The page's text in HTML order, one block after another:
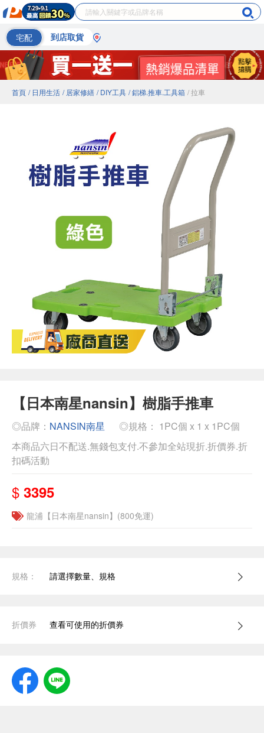
宅配 到店取貨
首頁 / 日用生活 / 居家修繕 / DIY工具 / 鋁梯.推車.工具箱 / 拉車
【日本南星nansin】樹脂手推車
◎品牌： NANSIN南星
◎規格： 1PC個 x 1 x 1PC個
本商品六日不配送.無錢包支付.不參加全站現折.折價券.折
扣碼活動
$ 3395
龍浦【日本南星nansin】(800免運)
規格： 請選擇數量、規格
折價券 查看可使用的折價券